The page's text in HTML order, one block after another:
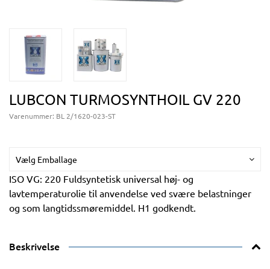
LUBCON TURMOSYNTHOIL GV 220
Varenummer: BL 2/1620-023-ST
Vælg Emballage
ISO VG: 220 Fuldsyntetisk universal høj- og
lavtemperaturolie til anvendelse ved svære belastninger
og som langtidssmøremiddel. H1 godkendt.
Beskrivelse